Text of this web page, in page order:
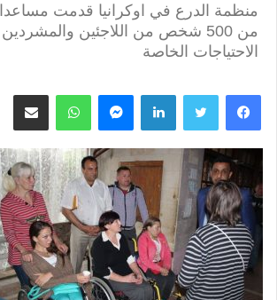
منظمة الدرع في اوكرانيا قدمت
من 500 شخص من اللاجئين
الاحتياجات الخاصة
لينكدإن ماسنجر واتساب مشاركة عبر